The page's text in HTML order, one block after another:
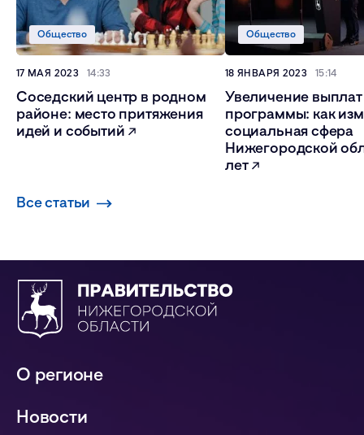
Соседский центр в родном
районе: место притяжения
идей и событий
Общество
17 МАЯ 2023 14:33
Увеличение
программы: как
социальная сфера
Нижегородской
лет
Общество
18 ЯНВАРЯ 2023 15:14
Все статьи
О регионе
Новости